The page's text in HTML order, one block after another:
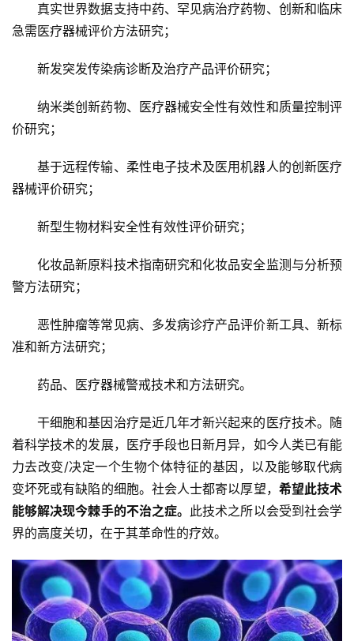
首
页
行
资
讯
真实世界数据支持中药、罕见病治疗药物、创新和临床
急需医疗器械评价方法研究；
新发突发传染病诊断及治疗产品评价研究；
纳米类创新药物、医疗器械安全性有效性和质量控制评
价研究；
基于远程传输、柔性电子技术及医用机器人的创新医疗
器械评价研究；
新型生物材料安全性有效性评价研究；
化妆品新原料技术指南研究和化妆品安全监测与分析预
警方法研究；
恶性肿瘤等常见病、多发病诊疗产品评价新工具、新标
准和新方法研究；
药品、医疗器械警戒技术和方法研究。
干细胞和基因治疗是近几年才新兴起来的医疗技术。随
着科学技术的发展，医疗手段也日新月异，如今人类已有能
力去改变/决定一个生物个体特征的基因，以及能够取代病
变坏死或有缺陷的细胞。社会人士都寄以厚望， 希望此技术
能够解决现今棘手的不治之症。 此技术之所以会受到社会学
界的高度关切，在于其革命性的疗效。